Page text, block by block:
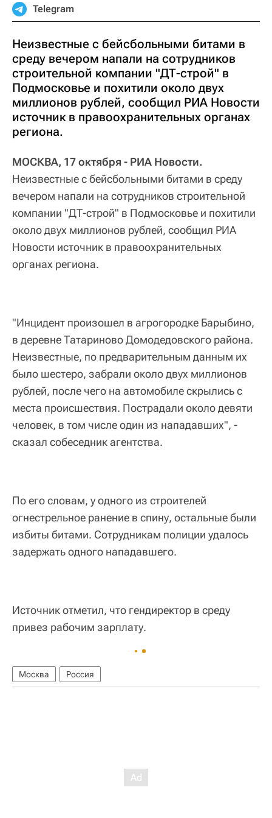
Telegram
Неизвестные с бейсбольными битами в
среду вечером напали на сотрудников
строительной компании "ДТ-строй" в
Подмосковье и похитили около двух
миллионов рублей, сообщил РИА Новости
источник в правоохранительных органах
региона.
МОСКВА, 17 октября - РИА Новости.
Неизвестные с бейсбольными битами в среду
вечером напали на сотрудников строительной
компании "ДТ-строй" в Подмосковье и похитили
около двух миллионов рублей, сообщил РИА
Новости источник в правоохранительных
органах региона.
"Инцидент произошел в агрогородке Барыбино,
в деревне Татариново Домодедовского района.
Неизвестные, по предварительным данным их
было шестеро, забрали около двух миллионов
рублей, после чего на автомобиле скрылись с
места происшествия. Пострадали около девяти
человек, в том числе один из нападавших", -
сказал собеседник агентства.
По его словам, у одного из строителей
огнестрельное ранение в спину, остальные были
избиты битами. Сотрудникам полиции удалось
задержать одного нападавшего.
Источник отметил, что гендиректор в среду
привез рабочим зарплату.
Москва Россия